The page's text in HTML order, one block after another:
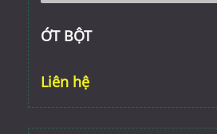
ỚT BỘT
Liên hệ